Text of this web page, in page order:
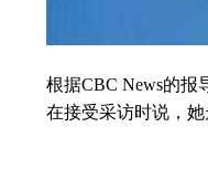
根据CBC News的报
在接受采访时说，